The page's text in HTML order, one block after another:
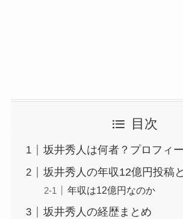
目次
坂井秀人は何者？プロフィ
坂井秀人の年収12億円投稿
年収は12億円なのか
坂井秀人の経歴まとめ